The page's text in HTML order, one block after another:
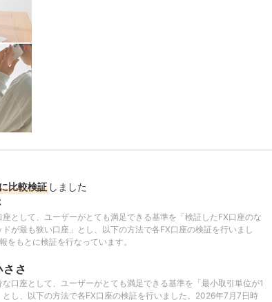
比較検証 しました
として、ユーザーがとても満足できる基準を「検証したFX口座のな
が最も狭い口座」とし、以下の方法で各FX口座の検証を行いまし
をもとに検証を行なっています。
さ
口座として、ユーザーがとても満足できる基準を「最小取引単位が1
し、以下の方法で各FX口座の検証を行いました。2026年7月7日時